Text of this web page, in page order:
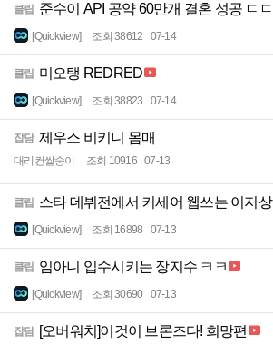
클립 준수이 API 공약 60만개 결혼 성공 ㄷㄷ
[Quickview] 조회 38612 07-14
클립 미오탱 REDRED
[Quickview] 조회 38823 07-14
잡담 제우스 비키니 몸매
대리컨쌀숭이 조회 10916 07-13
클립 스타 데뷔전에서 커세어 웹쓰는 이지상
[Quickview] 조회 16898 07-13
클립 임아니 입수시키는 장지수 ㅋㅋ
[Quickview] 조회 30690 07-13
잡담 [오버워치]이것이 브론즈다! 희망편